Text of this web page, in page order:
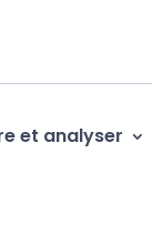
et analyser